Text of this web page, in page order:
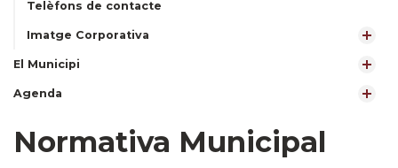
Telèfons de contacte
Imatge Corporativa
El Municipi
Agenda
Normativa Municipal